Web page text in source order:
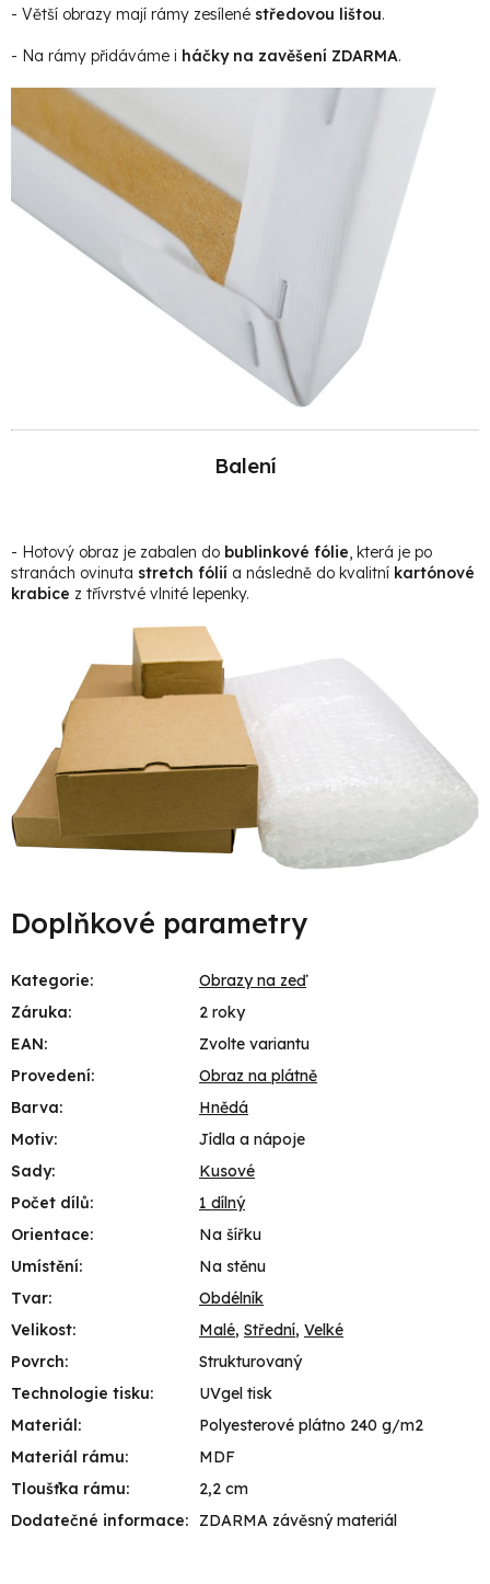
- Větší obrazy mají rámy zesílené středovou lištou.
- Na rámy přidáváme i háčky na zavěšení ZDARMA.
Balení
- Hotový obraz je zabalen do bublinkové fólie, která je po
stranách ovinuta stretch fólií a následně do kvalitní kartónové
krabice z třívrstvé vlnité lepenky.
Doplňkové parametry
Kategorie:
Obrazy na zeď
Záruka:
2 roky
EAN:
Zvolte variantu
Provedení:
Obraz na plátně
Barva:
Hnědá
Motiv:
Jídla a nápoje
Sady:
Kusové
Počet dílů:
1 dílný
Orientace:
Na šířku
Umístění:
Na stěnu
Tvar:
Obdélník
Velikost: Malé, Střední, Velké
Povrch:
Strukturovaný
Technologie tisku:
UVgel tisk
Materiál:
Polyesterové plátno 240 g/m2
Materiál rámu:
MDF
Tloušťka rámu:
2,2 cm
Dodatečné informace: ZDARMA závěsný materiál